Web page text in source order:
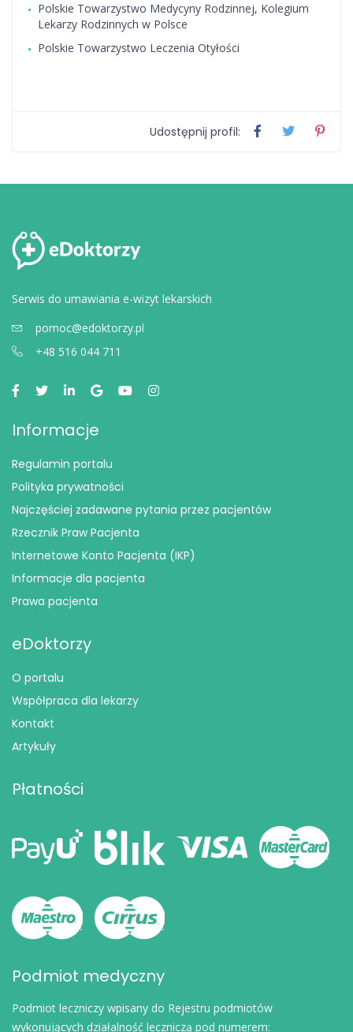
Polskie Towarzystwo Medycyny Rodzinnej, Kolegium
Lekarzy Rodzinnych w Polsce
Polskie Towarzystwo Leczenia Otyłości
Udostępnij profil:
Serwis do umawiania e-wizyt lekarskich
pomoc@edoktorzy.pl
+48 516 044 711
Informacje
Regulamin portalu
Polityka prywatności
Najczęściej zadawane pytania przez pacjentów
Rzecznik Praw Pacjenta
Internetowe Konto Pacjenta (IKP)
Informacje dla pacjenta
Prawa pacjenta
eDoktorzy
O portalu
Współpraca dla lekarzy
Kontakt
Artykuły
Płatności
Podmiot medyczny
Podmiot leczniczy wpisany do Rejestru podmiotów
wykonujących działalność leczniczą pod numerem: